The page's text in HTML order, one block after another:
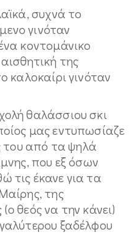
συχνά το
γινόταν
κοντομάνικο
της
καλοκαίρι γινόταν
θαλάσσιου σκι
μας εντυπωσίαζε
του από τα ψηλά
που εξ όσων
τις έκανε για τα
της
θεός να την κάνει)
ξαδέλφου